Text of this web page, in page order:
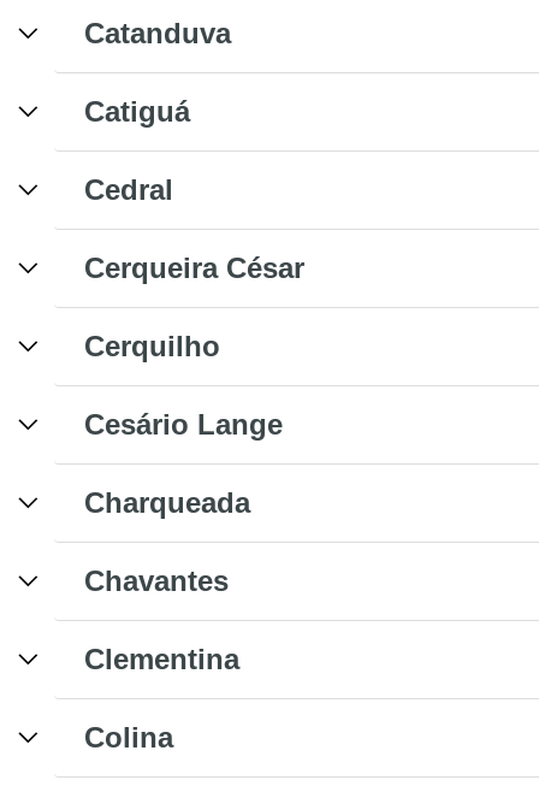
Catanduva
Catiguá
Cedral
Cerqueira César
Cerquilho
Cesário Lange
Charqueada
Chavantes
Clementina
Colina